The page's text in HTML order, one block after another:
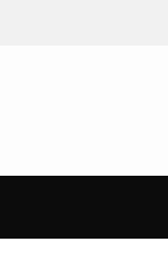
5 Kebiasaan